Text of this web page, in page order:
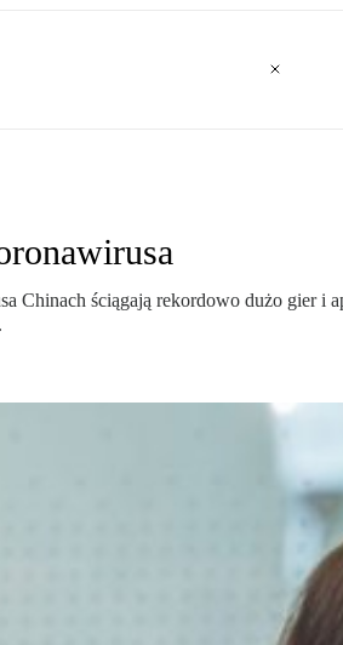
Chinach ściągają rekordowo dużo gier